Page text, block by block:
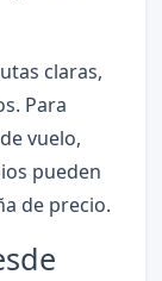
claras,
Para
vuelo,
pueden
de precio.